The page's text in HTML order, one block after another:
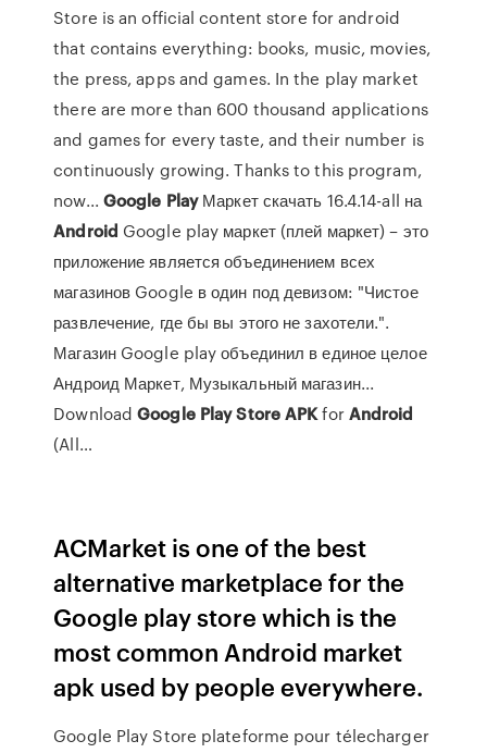
Store is an official content store for android
that contains everything: books, music, movies,
the press, apps and games. In the play market
there are more than 600 thousand applications
and games for every taste, and their number is
continuously growing. Thanks to this program,
now... Google PlayМаркет скачать 16.4.14-all на
Android Google play маркет (плей маркет) – это
приложение является объединением всех
магазинов Google в один под девизом: "Чистое
развлечение, где бы вы этого не захотели.".
Магазин Google play объединил в единое целое
Андроид Маркет, Музыкальный магазин...
DownloadGoogle PlayStoreAPKforAndroid
(All…
ACMarket is one of the best
alternative marketplace for the
Google play store which is the
most common Android market
apk used by people everywhere.
Google Play Store plateforme pour télecharger